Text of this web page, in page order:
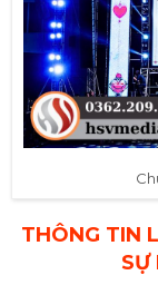
THÔNG TIN
SỰ